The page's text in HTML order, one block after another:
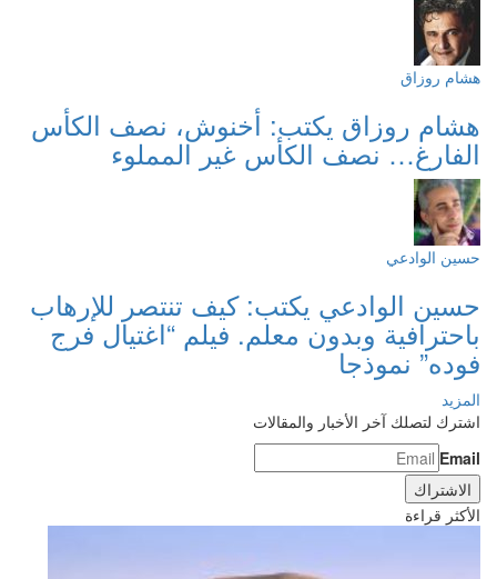
هشام روزاق
هشام روزاق يكتب: أخنوش، نصف الكأس
الفارغ… نصف الكأس غير المملوء
حسين الوادعي
حسين الوادعي يكتب: كيف تنتصر للإرهاب
باحترافية وبدون معلم. فيلم “اغتيال فرج
فوده” نموذجا
المزيد
اشترك لتصلك آخر الأخبار والمقالات
Email
الأكثر قراءة